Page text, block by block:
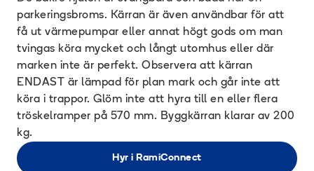
parkeringsbroms. Kärran är även användbar för att
få ut värmepumpar eller annat högt gods om man
tvingas köra mycket och långt utomhus eller där
marken inte är perfekt. Observera att kärran
ENDAST är lämpad för plan mark och går inte att
köra i trappor. Glöm inte att hyra till en eller flera
tröskelramper på 570 mm. Byggkärran klarar av 200
kg.
Hyr i RamiConnect